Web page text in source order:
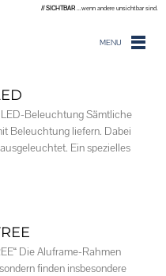
// SICHTBAR ...wenn andere unsichtbar sind.
MENU
Beleuchtung Sämtliche
Beleuchtung liefern. Dabei
Ein spezielles
Die Aluframe-Rahmen
finden insbesondere